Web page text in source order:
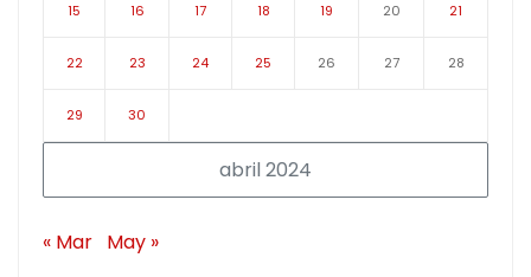
abril 2024
15 16 17 18 19 20 21
22 23 24 25 26 27 28
29 30
« Mar May »